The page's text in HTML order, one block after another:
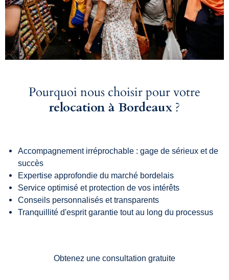
Pourquoi nous choisir pour votre
relocation à Bordeaux ?
Accompagnement irréprochable : gage de sérieux et de
succès
Expertise approfondie du marché bordelais
Service optimisé et protection de vos intérêts
Conseils personnalisés et transparents
Tranquillité d'esprit garantie tout au long du processus
Obtenez une consultation gratuite